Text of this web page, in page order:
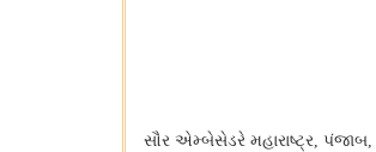
સૌર એમ્બેસેડરે મહારાષ્ટ્ર, પંજાબ,